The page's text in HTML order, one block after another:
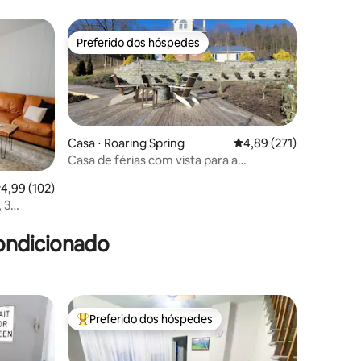
hóspedes
de uma avaliação média de 5, 102 avaliações
4,99 (102)
3
Preferido dos hóspedes
Preferido dos hóspedes
Casa ⋅ Roaring Spring 4,89 de uma avaliação
4,89 (271)
Casa de férias com vista para a
hóspedes Entre os melhores preferidos dos hóspedes
Preferido dos hóspedes